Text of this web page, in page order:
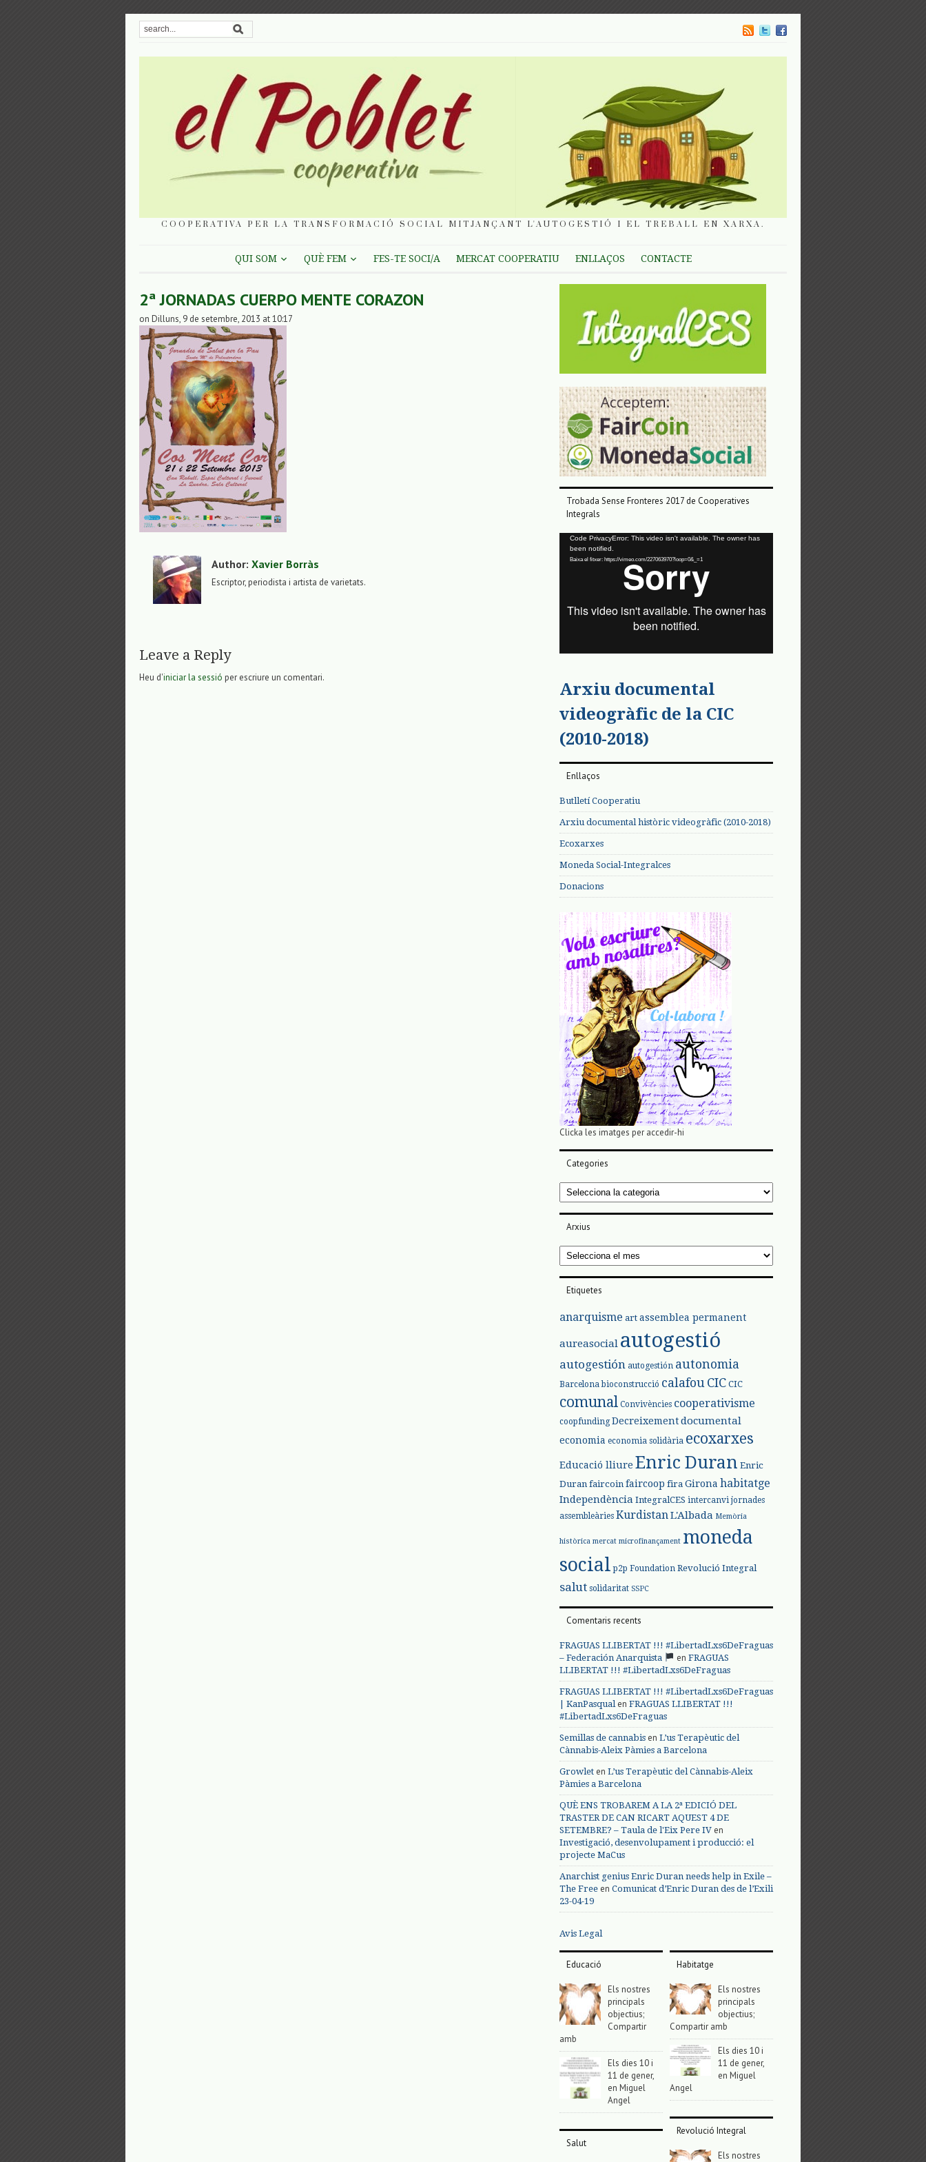
COOPERATIVA PER LA TRANSFORMACIÓ SOCIAL MITJANÇANT L'AUTOGESTIÓ I EL TREBALL EN XARXA.
QUI SOM QUÈ FEM FES-TE SOCI/A MERCAT COOPERATIU ENLLAÇOS CONTACTE
2ª JORNADAS CUERPO MENTE CORAZON
on Dilluns, 9 de setembre, 2013 at 10:17
Author: Xavier Borràs
Escriptor, periodista i artista de varietats.
Leave a Reply
Heu d'iniciar la sessió per escriure un comentari.
Trobada Sense Fronteres 2017 de Cooperatives
Integrals
Reproductor
vídeo
Code PrivacyError: This video isn't available. The owner has
been notified.
Baixa el fitxer: https://vimeo.com/227063970?loop=0&_=1
Arxiu documental
videogràfic de la CIC
(2010-2018)
Enllaços
Butlletí Cooperatiu
Arxiu documental històric videogràfic (2010-2018)
Ecoxarxes
Moneda Social-Integralces
Donacions
Clicka les imatges per accedir-hi
Categories
Categories
Arxius
Arxius
Etiquetes
anarquisme art assemblea permanent
aureasocial autogestió
autogestión autogestión autonomia
Barcelona bioconstrucció calafou CIC CIC
comunal Convivències cooperativisme
coopfunding Decreixementdocumental
economia economia solidària ecoxarxes
Educació lliure Enric Duran Enric
Duran faircoin faircoop fira Girona habitatge
Independència IntegralCES intercanvi jornades
assembleàries Kurdistan L'Albada Memòria
històrica mercat microfinançament moneda
social p2p Foundation Revolució Integral
salut solidaritat SSPC
Comentaris recents
FRAGUAS LLIBERTAT !!! #LibertadLxs6DeFraguas
– Federación Anarquista
en FRAGUAS
LLIBERTAT !!! #LibertadLxs6DeFraguas
FRAGUAS LLIBERTAT !!! #LibertadLxs6DeFraguas
| KanPasqualen FRAGUAS LLIBERTAT !!!
#LibertadLxs6DeFraguas
Semillas de cannabis en L’us Terapèutic del
Cànnabis-Aleix Pàmies a Barcelona
Growlet en L’us Terapèutic del Cànnabis-Aleix
Pàmies a Barcelona
QUÈ ENS TROBAREM A LA 2ª EDICIÓ DEL
TRASTER DE CAN RICART AQUEST 4 DE
SETEMBRE? – Taula de l'Eix Pere IV en
Investigació, desenvolupament i producció: el
projecte MaCus
Anarchist genius Enric Duran needs help in Exile –
The Free en Comunicat d’Enric Duran des de l’Exili
23-04-19
Avis Legal
Educació
Els nostres
principals
objectius;
Compartir
amb
Els dies 10 i
11 de gener,
en Miguel
Angel
Salut
Habitatge
Els nostres
principals
objectius;
Compartir amb
Els dies 10 i
11 de gener,
en Miguel
Angel
Revolució Integral
Els nostres